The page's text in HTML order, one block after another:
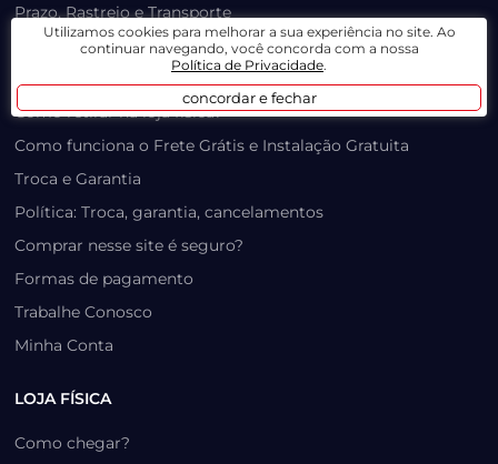
Prazo, Rastreio e Transporte
Dúvidas Frequentes / Produtos Outlet
Como recuperar sua senha
Como retirar na loja física?
Como funciona o Frete Grátis e Instalação Gratuita
Troca e Garantia
Política: Troca, garantia, cancelamentos
Comprar nesse site é seguro?
Formas de pagamento
Trabalhe Conosco
Minha Conta
LOJA FÍSICA
Como chegar?
Utilizamos cookies para melhorar a sua experiência no site. Ao
continuar navegando, você concorda com a nossa
Política de Privacidade.
concordar e fechar